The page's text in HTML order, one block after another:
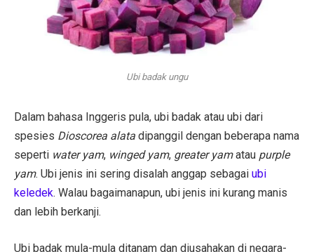
Ubi badak ungu
Dalam bahasa Inggeris pula, ubi badak atau ubi dari
spesies Dioscorea alata dipanggil dengan beberapa nama
seperti water yam, winged yam, greater yamatau purple
yam. Ubi jenis ini sering disalah anggap sebagai ubi
keledek. Walau bagaimanapun, ubi jenis ini kurang manis
dan lebih berkanji.
Ubi badak mula-mula ditanam dan diusahakan di negara-